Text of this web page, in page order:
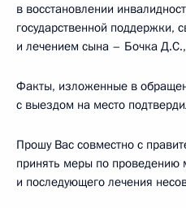
в восстановлении
государственной поддержки,
и лечением сына – Бочка
Факты, изложенные в
с выездом на место
Прошу Вас совместно с
принять меры по проведению
и последующего лечения